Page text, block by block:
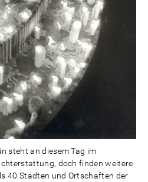
steht an diesem Tag im
doch finden weitere
40 Städten und Ortschaften der